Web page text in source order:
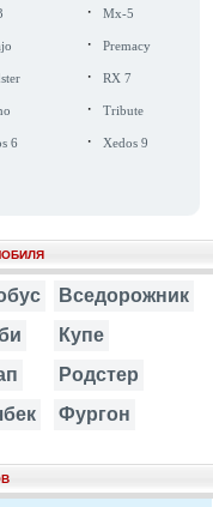
· Mx-5
· Premacy
· RX 7
· Tribute
6 · Xedos 9
Вседорожник
Купе
Родстер
Фургон